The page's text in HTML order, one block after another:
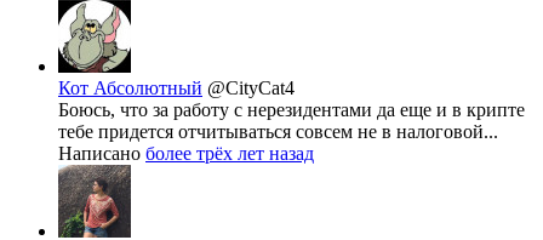
Кот Абсолютный @CityCat4
Боюсь, что за работу с нерезидентами да еще и в крипте
тебе придется отчитываться совсем не в налоговой...
Написано более трёх лет назад